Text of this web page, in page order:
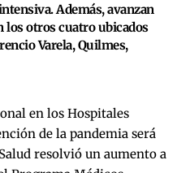
Además, avanzan
los otros cuatro ubicados
Varela, Quilmes,
en los Hospitales
de la pandemia será
resolvió un aumento a